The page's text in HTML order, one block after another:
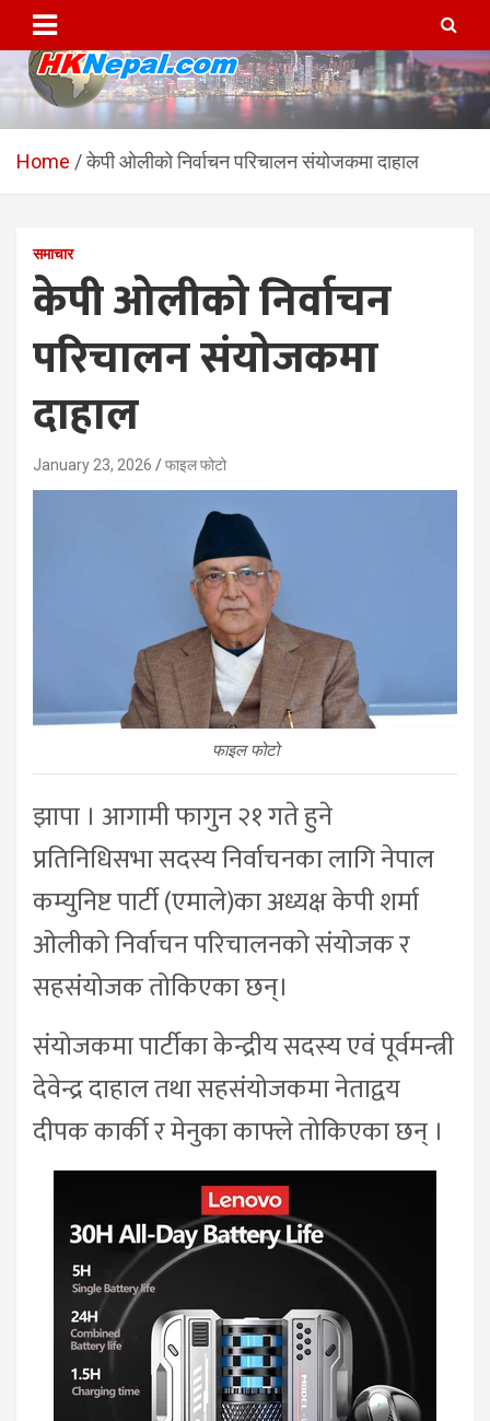
content
HKNepal.com – हङकङबाट
सञ्चालित पहिलो नेपाली अनलाईन
hknepal, hknepal.com, hk nepal, hk nepal com
Home केपी ओलीको निर्वाचन परिचालन संयोजकमा दाहाल
समाचार
केपी ओलीको निर्वाचन
परिचालन संयोजकमा
दाहाल
January 23, 2026 फाइल फोटो
फाइल फोटो
झापा । आगामी फागुन २१ गते हुने
प्रतिनिधिसभा सदस्य निर्वाचनका लागि नेपाल
कम्युनिष्ट पार्टी (एमाले)का अध्यक्ष केपी शर्मा
ओलीको निर्वाचन परिचालनको संयोजक र
सहसंयोजक तोकिएका छन्।
संयोजकमा पार्टीका केन्द्रीय सदस्य एवं पूर्वमन्त्री
देवेन्द्र दाहाल तथा सहसंयोजकमा नेताद्वय
दीपक कार्की र मेनुका काफ्ले तोकिएका छन् ।